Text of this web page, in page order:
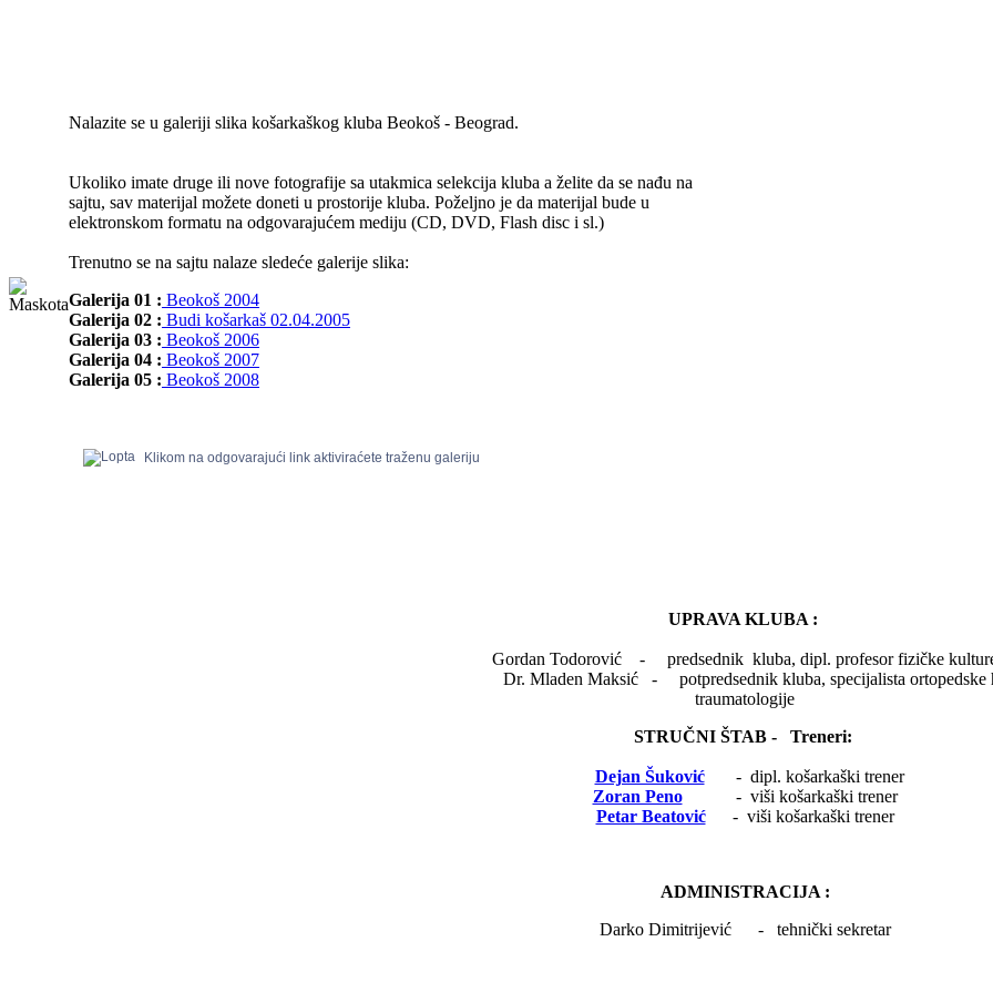
Nalazite se u galeriji slika košarkaškog kluba Beokoš - Beograd.
Ukoliko imate druge ili nove fotografije sa utakmica selekcija kluba a želite da se nađu na
sajtu, sav materijal možete doneti u prostorije kluba. Poželjno je da materijal bude u
elektronskom formatu na odgovarajućem mediju (CD, DVD, Flash disc i sl.)
Trenutno se na sajtu nalaze sledeće galerije slika:
Galerija 01 : Beokoš 2004
Galerija 02 : Budi košarkaš 02.04.2005
Galerija 03 : Beokoš 2006
Galerija 04 : Beokoš 2007
Galerija 05 : Beokoš 2008
Klikom na odgovarajući link aktiviraćete traženu galeriju
UPRAVA KLUBA :
Gordan Todorović - predsednik kluba, dipl. profesor fizičke
Dr. Mladen Maksić - potpredsednik kluba, specijalista
traumatologije
STRUČNI ŠTAB - Treneri:
Dejan Šuković- dipl. košarkaški trener
Zoran Peno- viši košarkaški trener
Petar Beatović- viši košarkaški trener
ADMINISTRACIJA :
Darko Dimitrijević - tehnički sekretar